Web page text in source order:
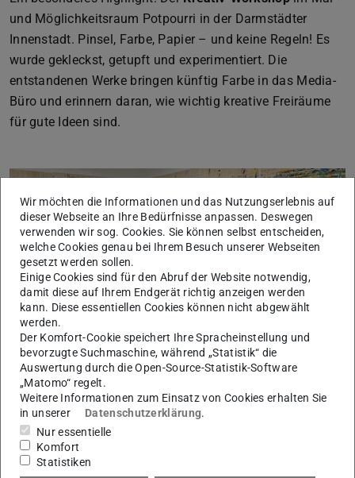
und Möglichkeitsraum Potpourri in der Darmstädter
Innenstadt. Pinsel, Farbe, Papier – und keine Regeln! Es
wurde gekleckst, getupft und experimentiert. Die
entstandenen Werke bringen künftig Farbe in das Media-
Büro und erinnern daran, wie wichtig kreative Freiräume
für gute Ideen sind.
Die Künstler*innen (v.li.n.re.): Arthur Stobert, Stephan Fiege,
Maria Hazara, Udo Kipper, Sibylle Scheibner, Anna-Lena Jordan
und Ghada Elserafi
Und weil Denken hungrig macht, durfte auch das leibliche
Wohl nicht zu kurz kommen – gute Ideen brauchen
Wir möchten die Informationen und das Nutzungserlebnis auf
dieser Webseite an Ihre Bedürfnisse anpassen. Deswegen
verwenden wir sog. Cookies. Sie können selbst entscheiden,
welche Cookies genau bei Ihrem Besuch unserer Webseiten
gesetzt werden sollen.
Einige Cookies sind für den Abruf der Website notwendig,
damit diese auf Ihrem Endgerät richtig anzeigen werden
kann. Diese essentiellen Cookies können nicht abgewählt
werden.
Der Komfort-Cookie speichert Ihre Spracheinstellung und
bevorzugte Suchmaschine, während „Statistik“ die
Auswertung durch die Open-Source-Statistik-Software
„Matomo“ regelt.
Weitere Informationen zum Einsatz von Cookies erhalten Sie
in unserer
Datenschutzerklärung.
Nur essentielle
Komfort
Statistiken